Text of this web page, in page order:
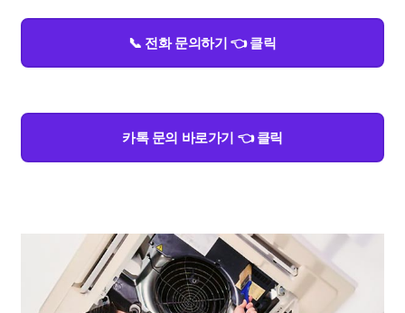
📞 전화 문의하기 👈 클릭
카톡 문의 바로가기 👈 클릭